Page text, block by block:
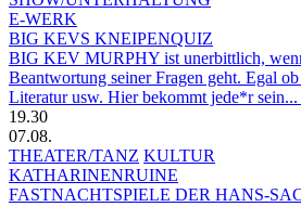
E-WERK
BIG KEVS KNEIPENQUIZ
BIG KEV MURPHY ist unerbittlich,
Beantwortung seiner Fragen geht. Egal
Literatur usw. Hier bekommt jede*r
19.30
07.08.
THEATER/TANZ KULTUR
KATHARINENRUINE
FASTNACHTSPIELE DER HANS-